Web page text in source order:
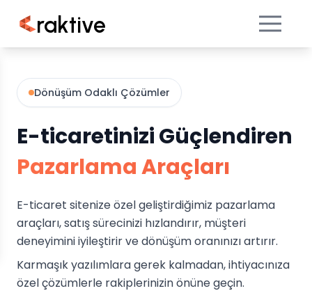
raktive
Dönüşüm Odaklı Çözümler
E-ticaretinizi Güçlendiren
Pazarlama Araçları
E-ticaret sitenize özel geliştirdiğimiz pazarlama
araçları, satış sürecinizi hızlandırır, müşteri
deneyimini iyileştirir ve dönüşüm oranınızı artırır.
Karmaşık yazılımlara gerek kalmadan, ihtiyacınıza
özel çözümlerle rakiplerinizin önüne geçin.